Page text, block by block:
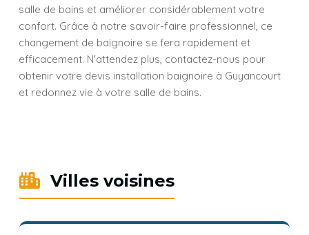
salle de bains et améliorer considérablement votre
confort. Grâce à notre savoir-faire professionnel, ce
changement de baignoire se fera rapidement et
efficacement. N'attendez plus, contactez-nous pour
obtenir votre devis installation baignoire à Guyancourt
et redonnez vie à votre salle de bains.
Villes voisines